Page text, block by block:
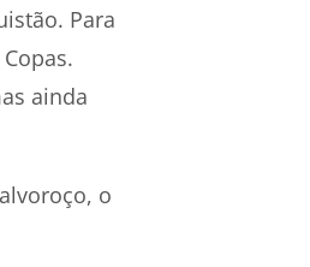
Para
ainda
o